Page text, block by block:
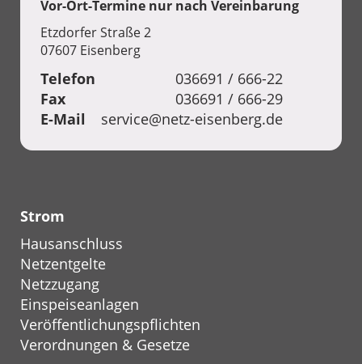
sse - MS / NS
Anzahl
Netzanschlü
sse - NS
Nr. 4d - Anzahl
31.12.20
ene
Vereinbarun
gen
Nr. 5 - Einwohnerzahl im
Vor-Ort-Termine nur nach Vereinbarung
Etzdorfer Straße 2
07607 Eisenberg
Telefon
036691 / 666-22
Fax
036691 / 666-29
E-Mail
service@netz-eisenberg.de
Strom
Hausanschluss
Netzentgelte
Netzzugang
Einspeiseanlagen
Veröffentlichungspflichten
Verordnungen & Gesetze